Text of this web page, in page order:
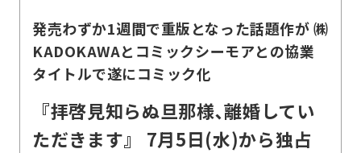
発売わずか1週間で重版となった話題作が ㈱
KADOKAWAとコミックシーモアとの協業
タイトルで遂にコミック化
『拝啓見知らぬ旦那様､離婚してい
ただきます』 7月5日(水)から独占